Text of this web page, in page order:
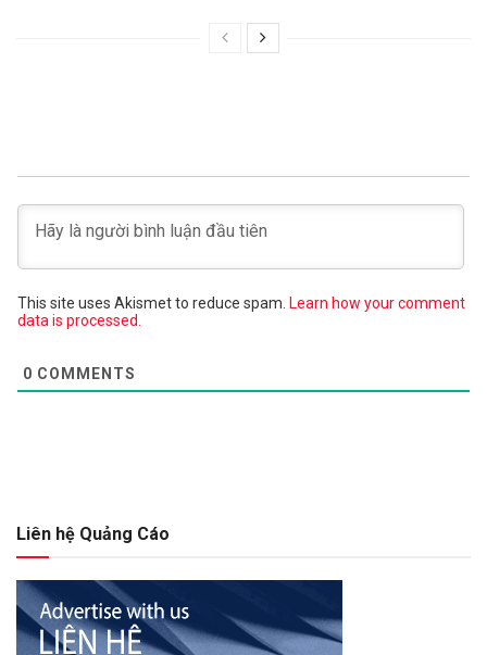
This site uses Akismet to reduce spam. Learn how your comment
data is processed.
0 COMMENTS
Liên hệ Quảng Cáo